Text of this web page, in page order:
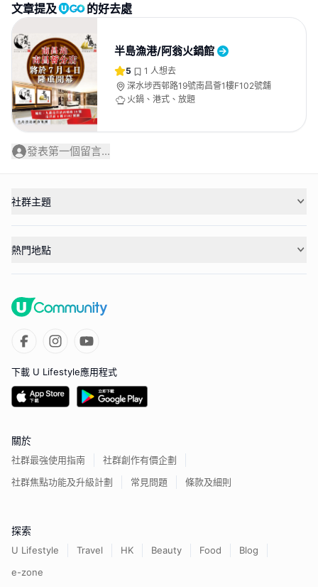
文章提及 的好去處
半島漁港/阿翁火鍋館
5 1 人想去
深水埗西邨路19號南昌薈1樓F102號舖
火鍋、港式、放題
發表第一個留言...
社群主題
熱門地點
下載 U Lifestyle應用程式
關於
社群最強使用指南
社群創作有價企劃
社群焦點功能及升級計劃
常見問題 條款及細則
探索
U Lifestyle Travel HK Beauty Food
Blog
e-zone